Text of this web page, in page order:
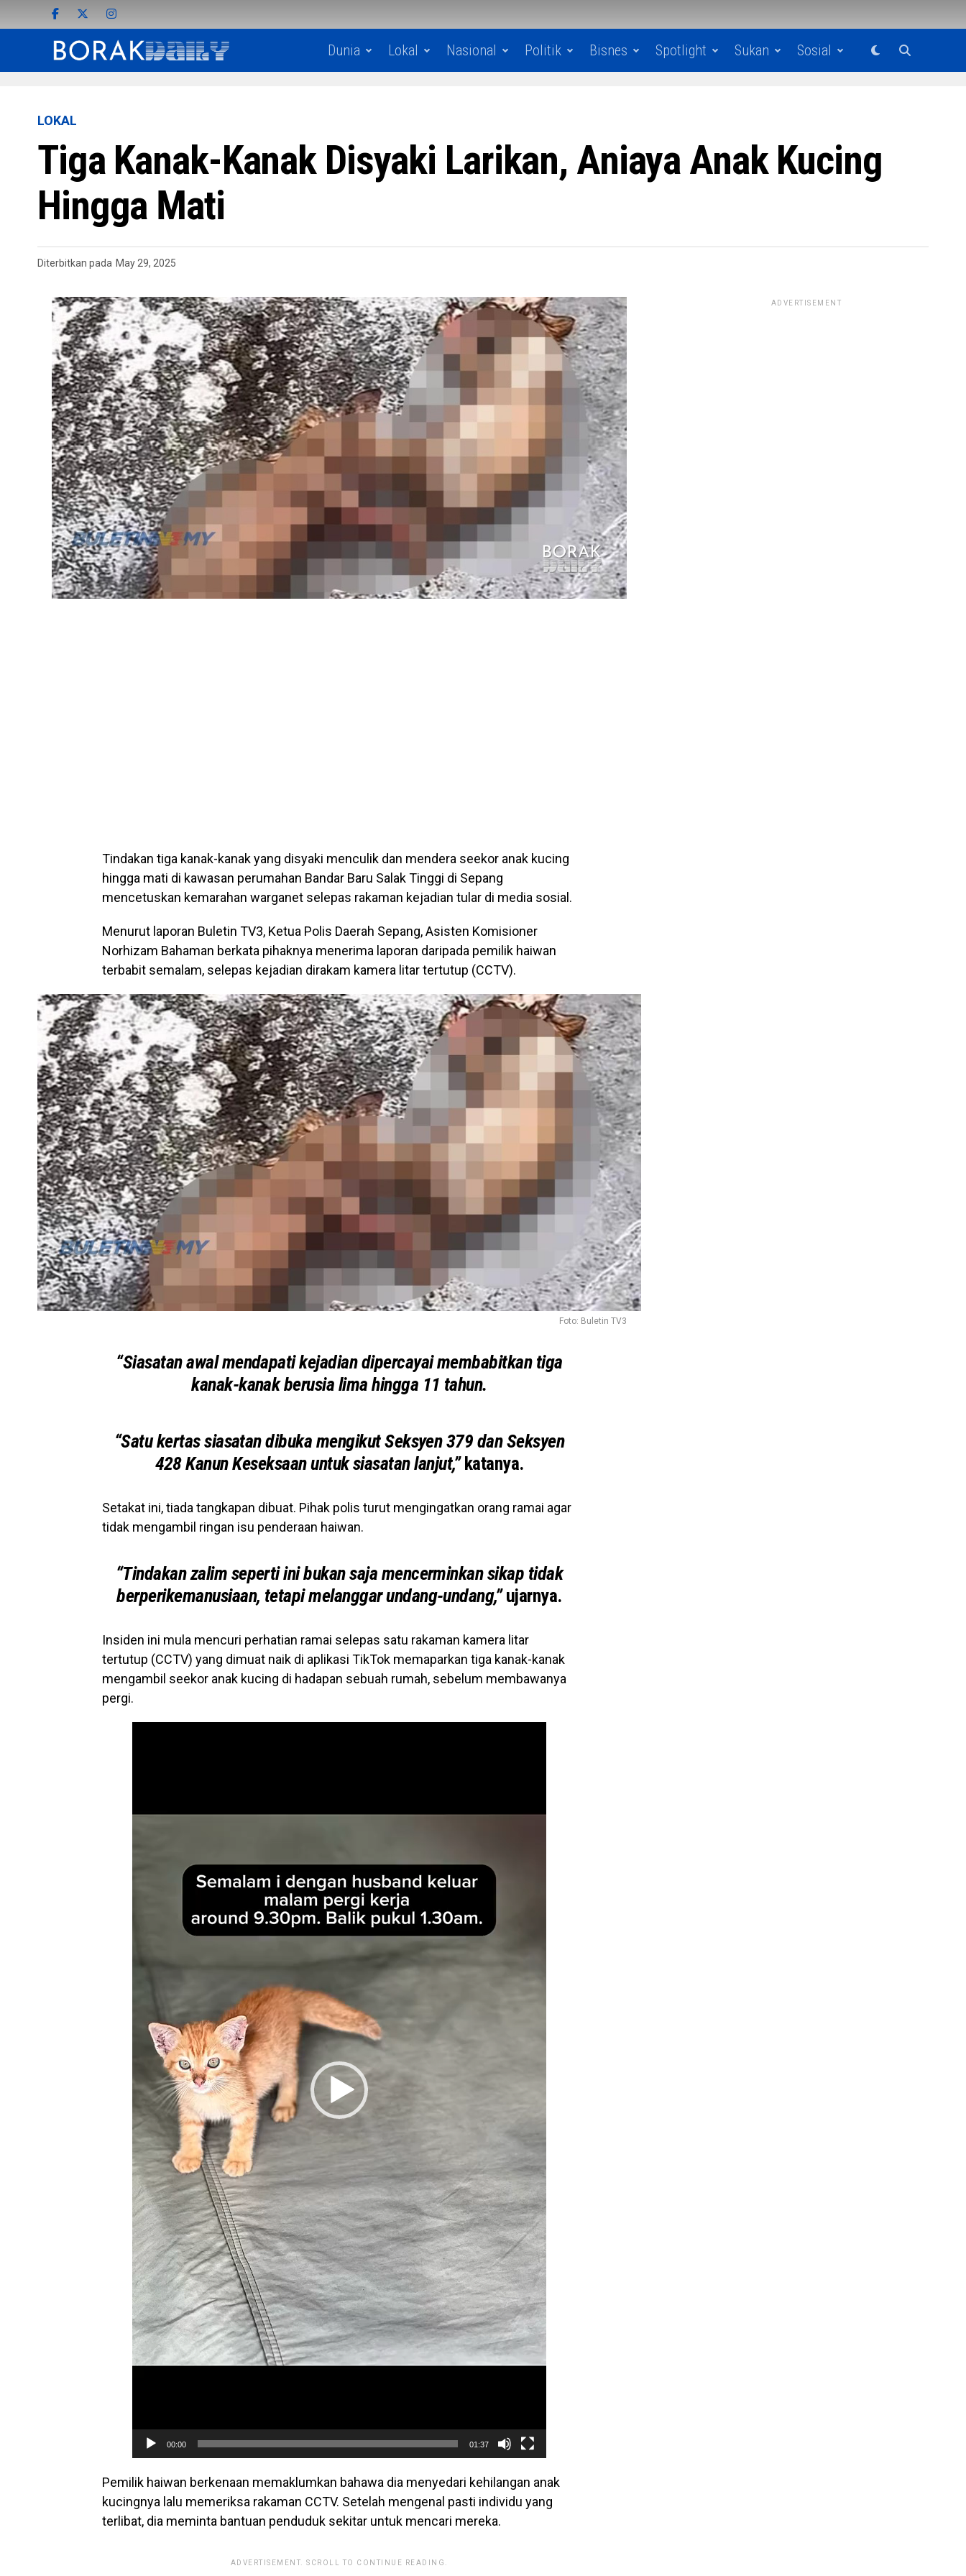
Dunia Lokal Nasional Politik Bisnes Spotlight Sukan Sosial
LOKAL
Tiga Kanak-Kanak Disyaki Larikan, Aniaya Anak Kucing
Hingga Mati
Diterbitkan pada May 29, 2025
Tindakan tiga kanak-kanak yang disyaki menculik dan mendera seekor anak kucing
hingga mati di kawasan perumahan Bandar Baru Salak Tinggi di Sepang
mencetuskan kemarahan warganet selepas rakaman kejadian tular di media sosial.
Menurut laporan Buletin TV3, Ketua Polis Daerah Sepang, Asisten Komisioner
Norhizam Bahaman berkata pihaknya menerima laporan daripada pemilik haiwan
terbabit semalam, selepas kejadian dirakam kamera litar tertutup (CCTV).
Foto: Buletin TV3
“Siasatan awal mendapati kejadian dipercayai membabitkan tiga
kanak-kanak berusia lima hingga 11 tahun.
“Satu kertas siasatan dibuka mengikut Seksyen 379 dan Seksyen
428 Kanun Keseksaan untuk siasatan lanjut,” katanya.
Setakat ini, tiada tangkapan dibuat. Pihak polis turut mengingatkan orang ramai agar
tidak mengambil ringan isu penderaan haiwan.
“Tindakan zalim seperti ini bukan saja mencerminkan sikap tidak
berperikemanusiaan, tetapi melanggar undang-undang,”ujarnya.
Insiden ini mula mencuri perhatian ramai selepas satu rakaman kamera litar
tertutup (CCTV) yang dimuat naik di aplikasi TikTok memaparkan tiga kanak-kanak
mengambil seekor anak kucing di hadapan sebuah rumah, sebelum membawanya
pergi.
00:00 01:37
Pemilik haiwan berkenaan memaklumkan bahawa dia menyedari kehilangan anak
kucingnya lalu memeriksa rakaman CCTV. Setelah mengenal pasti individu yang
terlibat, dia meminta bantuan penduduk sekitar untuk mencari mereka.
ADVERTISEMENT. SCROLL TO CONTINUE READING.
ADVERTISEMENT